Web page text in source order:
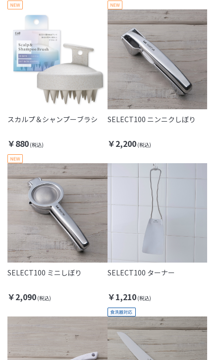
スカルプ＆シャンプーブラシ
￥880
SELECT100 ニンニクしぼり
￥2,200
SELECT100 ミニしぼり
￥2,090
SELECT100 ターナー
￥1,210